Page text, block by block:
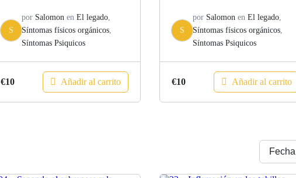
S
por Salomon en El legado
Síntomas físicos orgánicos
Síntomas Psiquicos
€10 Añadir al carrito
S
por Salomon en El legado
Síntomas físicos orgánicos
Síntomas Psiquicos
€10 Añadir al carrito